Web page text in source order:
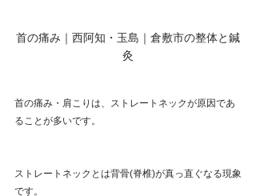
首の痛み｜西阿知・玉島｜倉敷市の整体と鍼
灸
首の痛み・肩こりは、ストレートネックが原因であ
ることが多いです。
ストレートネックとは背骨(脊椎)が真っ直ぐなる現象
です。